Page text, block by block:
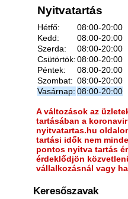
Nyitvatartás
Hétfő:
08:00-20:00
Kedd:
08:00-20:00
Szerda:
08:00-20:00
Csütörtök:08:00-20:00
Péntek:
08:00-20:00
Szombat: 08:00-20:00
Vasárnap: 08:00-20:00
A változások az
tartásában a
nyitvatartas.hu
tartási idők nem
pontos nyitva tartás
érdeklődjön
vállalkozásnál vagy
Keresőszavak